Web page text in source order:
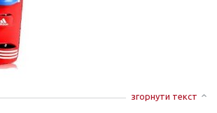
згорнути текст